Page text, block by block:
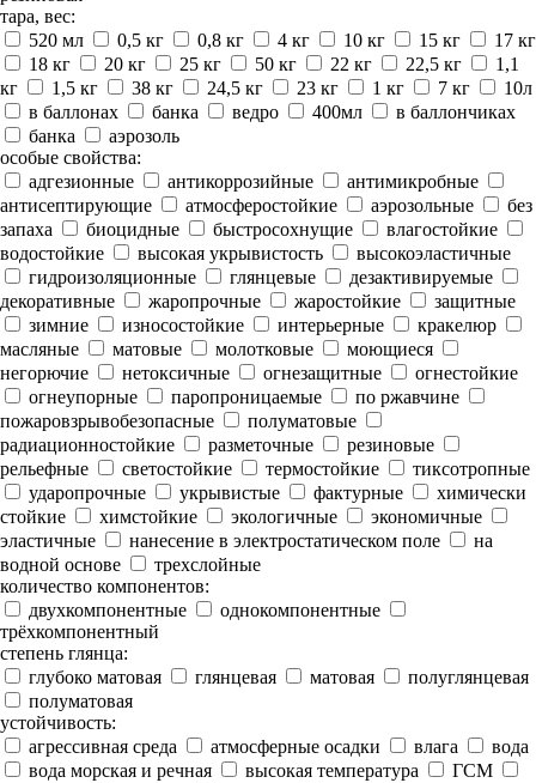
тара, вес:
520 мл
0,5 кг 0,8 кг 4 кг 10 кг 15 кг
17 кг
18 кг
20 кг 25 кг 50 кг 22 кг 22,5 кг
1,1
кг
1,5 кг 38 кг 24,5 кг 23 кг 1 кг 7 кг
10л
в баллонах
банка ведро 400мл
в баллончиках
банка
аэрозоль
особые свойства:
адгезионные
антикоррозийные
антимикробные
антисептирующие
атмосферостойкие аэрозольные
без
запаха
биоцидные быстросохнущие
влагостойкие
водостойкие
высокая укрывистость
высокоэластичные
гидроизоляционные
глянцевые
дезактивируемые
декоративные
жаропрочные жаростойкие
защитные
зимние
износостойкие интерьерные
кракелюр
масляные
матовые молотковые
моющиеся
негорючие
нетоксичные огнезащитные
огнестойкие
огнеупорные
паропроницаемые
по ржавчине
пожаровзрывобезопасные
полуматовые
радиационностойкие
разметочные
резиновые
рельефные
светостойкие термостойкие
тиксотропные
ударопрочные
укрывистые фактурные
химически
стойкие
химстойкие экологичные
экономичные
эластичные
нанесение в электростатическом поле
на
водной основе
трехслойные
количество компонентов:
двухкомпонентные
однокомпонентные
трёхкомпонентный
степень глянца:
глубоко матовая
глянцевая матовая
полуглянцевая
полуматовая
устойчивость:
агрессивная среда
атмосферные осадки влага
вода
вода морская и речная
высокая температура
ГСМ